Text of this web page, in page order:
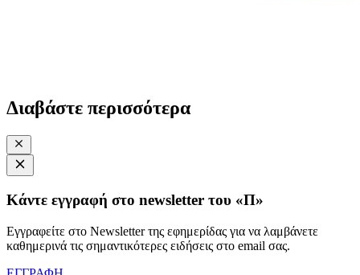
Διαβάστε περισσότερα
Κάντε εγγραφή στο newsletter του «Π»
Εγγραφείτε στο Newsletter της εφημερίδας για να λαμβάνετε
καθημερινά τις σημαντικότερες ειδήσεις στο email σας.